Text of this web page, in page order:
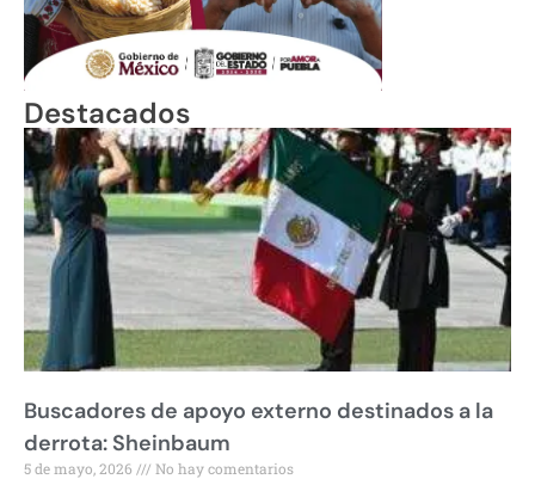
Destacados
Buscadores de apoyo externo destinados a la
derrota: Sheinbaum
5 de mayo, 2026 No hay comentarios